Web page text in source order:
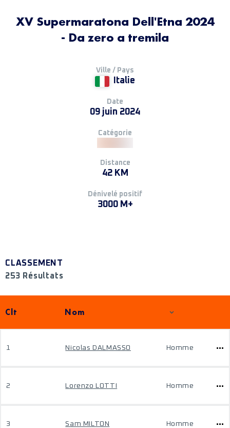
XV Supermaratona Dell'Etna 2024
- Da zero a tremila
Ville / Pays
Italie
Date
09 juin 2024
Catégorie
Distance
42 KM
Dénivelé positif
3000 M+
CLASSEMENT
253 Résultats
Clt Nom
1 Nicolas DALMASSO Homme
2 Lorenzo LOTTI Homme
3 Sam MILTON Homme